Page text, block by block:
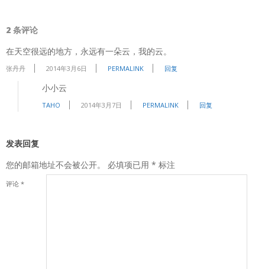
2 条评论
在天空很远的地方，永远有一朵云，我的云。
张丹丹 2014年3月6日 PERMALINK 回复
小小云
TAHO 2014年3月7日 PERMALINK 回复
发表回复
您的邮箱地址不会被公开。
必填项已用 * 标注
评论 *